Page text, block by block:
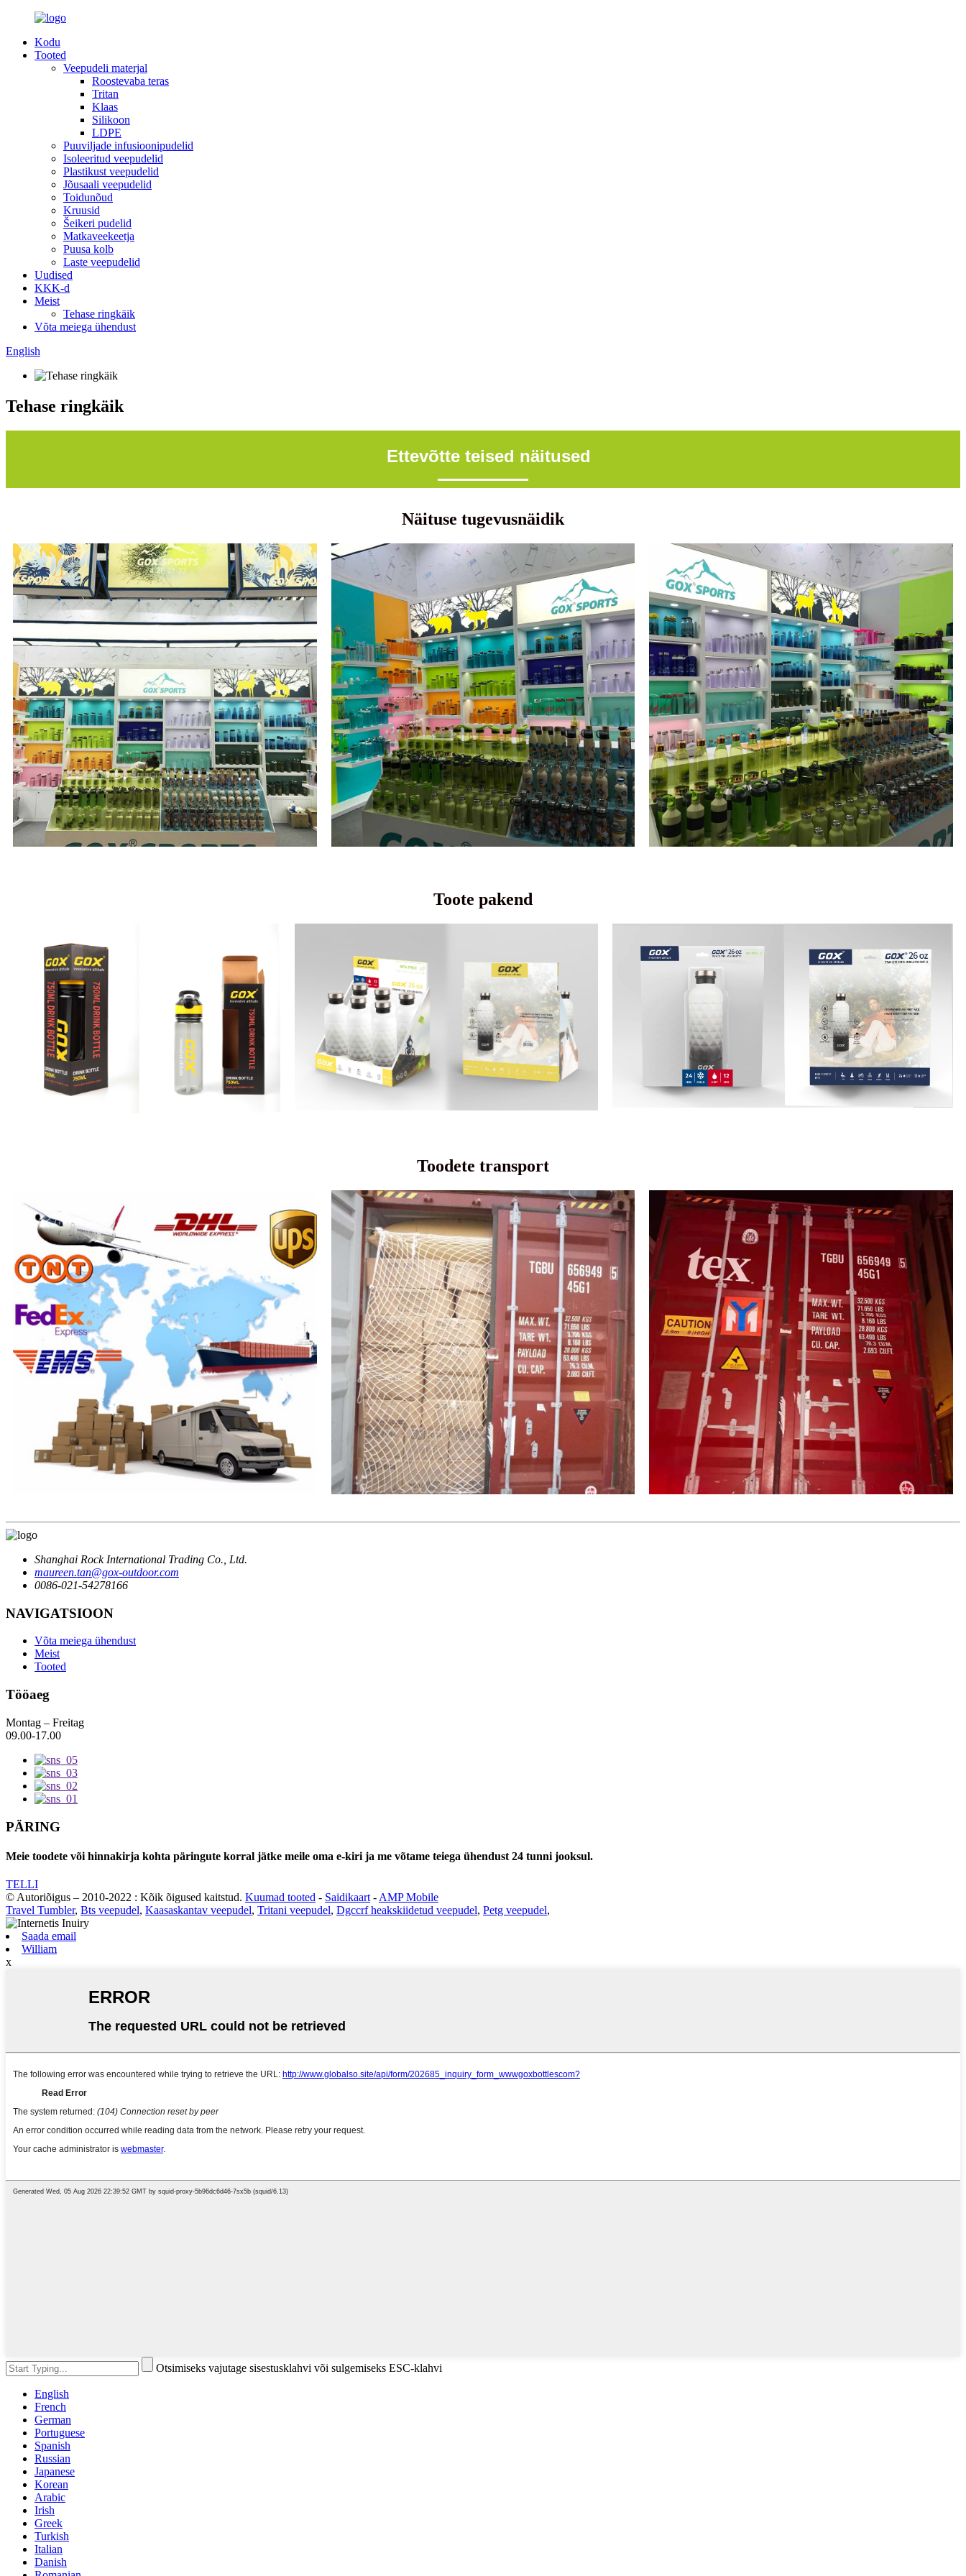
Kodu
Tooted
Veepudeli materjal
Roostevaba teras
Tritan
Klaas
Silikoon
LDPE
Puuviljade infusioonipudelid
Isoleeritud veepudelid
Plastikust veepudelid
Jõusaali veepudelid
Toidunõud
Kruusid
Šeikeri pudelid
Matkaveekeetja
Puusa kolb
Laste veepudelid
Uudised
KKK-d
Meist
Tehase ringkäik
Võta meiega ühendust
English
Tehase ringkäik
Ettevõtte teised näitused
Näituse tugevusnäidik
Toote pakend
Toodete transport
Shanghai Rock International Trading Co., Ltd.
maureen.tan@gox-outdoor.com
0086-021-54278166
NAVIGATSIOON
Võta meiega ühendust
Meist
Tooted
Tööaeg
Montag – Freitag
09.00-17.00
PÄRING
Meie toodete või hinnakirja kohta päringute korral jätke meile oma e-kiri ja me võtame teiega ühendust 24 tunni jooksul.
TELLI
© Autoriõigus – 2010-2022 : Kõik õigused kaitstud. Kuumad tooted - Saidikaart - AMP Mobile
Travel Tumbler, Bts veepudel, Kaasaskantav veepudel, Tritani veepudel, Dgccrf heakskiidetud veepudel, Petg veepudel,
Saada email
William
x
Otsimiseks vajutage sisestusklahvi või sulgemiseks ESC-klahvi
English
French
German
Portuguese
Spanish
Russian
Japanese
Korean
Arabic
Irish
Greek
Turkish
Italian
Danish